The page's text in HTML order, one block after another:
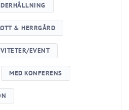
& HERRGÅRD
EVENT
MED KONFERENS